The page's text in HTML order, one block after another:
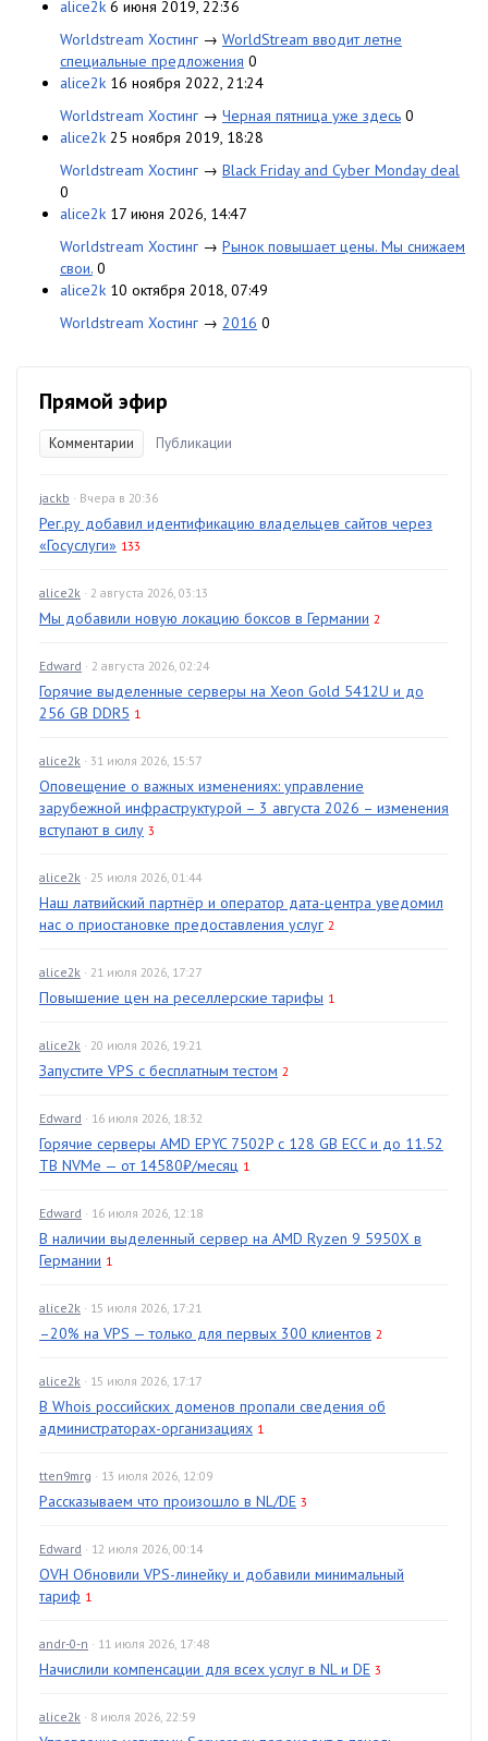
alice2k 6 июня 2019, 22:36
Worldstream Хостинг → WorldStream вводит летне
специальные предложения 0
alice2k 16 ноября 2022, 21:24
Worldstream Хостинг → Черная пятница уже здесь 0
alice2k 25 ноября 2019, 18:28
Worldstream Хостинг → Black Friday and Cyber Monday deal
0
alice2k 17 июня 2026, 14:47
Worldstream Хостинг → Рынок повышает цены. Мы снижаем
свои. 0
alice2k 10 октября 2018, 07:49
Worldstream Хостинг → 2016 0
Прямой эфир
Комментарии Публикации
jackb · Вчера в 20:36
Рег.ру добавил идентификацию владельцев сайтов через
«Госуслуги» 133
alice2k · 2 августа 2026, 03:13
Мы добавили новую локацию боксов в Германии 2
Edward · 2 августа 2026, 02:24
Горячие выделенные серверы на Xeon Gold 5412U и до
256 GB DDR5 1
alice2k · 31 июля 2026, 15:57
Оповещение о важных изменениях: управление
зарубежной инфраструктурой – 3 августа 2026 – изменения
вступают в силу 3
alice2k · 25 июля 2026, 01:44
Наш латвийский партнёр и оператор дата-центра уведомил
нас о приостановке предоставления услуг 2
alice2k · 21 июля 2026, 17:27
Повышение цен на реселлерские тарифы 1
alice2k · 20 июля 2026, 19:21
Запустите VPS с бесплатным тестом 2
Edward · 16 июля 2026, 18:32
Горячие серверы AMD EPYC 7502P с 128 GB ECC и до 11.52
TB NVMe — от 14580₽/месяц 1
Edward · 16 июля 2026, 12:18
В наличии выделенный сервер на AMD Ryzen 9 5950X в
Германии 1
alice2k · 15 июля 2026, 17:21
–20% на VPS — только для первых 300 клиентов 2
alice2k · 15 июля 2026, 17:17
В Whois российских доменов пропали сведения об
администраторах-организациях 1
tten9mrg · 13 июля 2026, 12:09
Рассказываем что произошло в NL/DE 3
Edward · 12 июля 2026, 00:14
OVH Обновили VPS-линейку и добавили минимальный
тариф 1
andr-0-n · 11 июля 2026, 17:48
Начислили компенсации для всех услуг в NL и DE 3
alice2k · 8 июля 2026, 22:59